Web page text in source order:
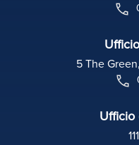
5 The
Ufficio